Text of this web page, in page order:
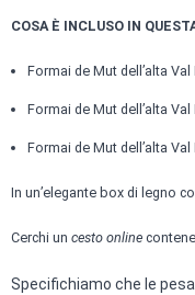
COSA È INCLUSO IN
Formai de Mut dell’alta
Formai de Mut dell’alta
Formai de Mut dell’alta
In un’elegante box di legno
Cerchi un cesto online
Specifichiamo che le